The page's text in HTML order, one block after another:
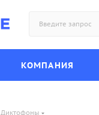
КОМПАНИЯ
Диктофоны